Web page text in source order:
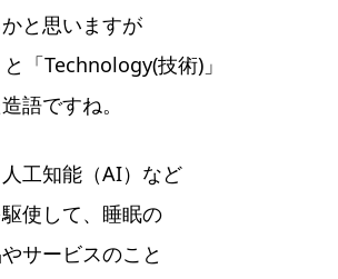
と思いますが
と「Technology(技術)」
語ですね。
工知能（AI）など
使して、睡眠の
サービスのこと